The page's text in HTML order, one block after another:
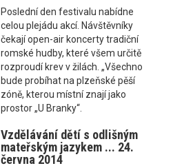
Poslední den festivalu nabídne
celou plejádu akcí. Návštěvníky
čekají open-air koncerty tradiční
romské hudby, které všem určitě
rozproudí krev v žilách. „Všechno
bude probíhat na plzeňské pěší
zóně, kterou místní znají jako
prostor „U Branky“.
Vzdělávání dětí s odlišným
mateřským jazykem ... 24.
června 2014